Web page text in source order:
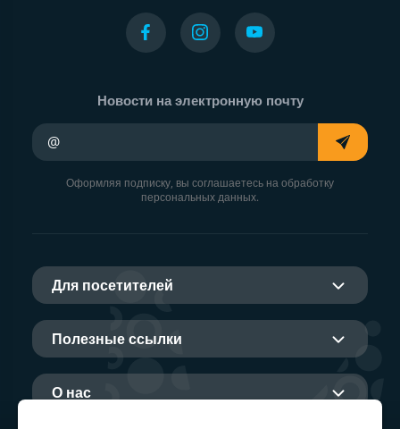
Новости на электронную почту
Оформляя подписку, вы соглашаетесь на обработку
персональных данных.
Для посетителей
Полезные ссылки
О нас